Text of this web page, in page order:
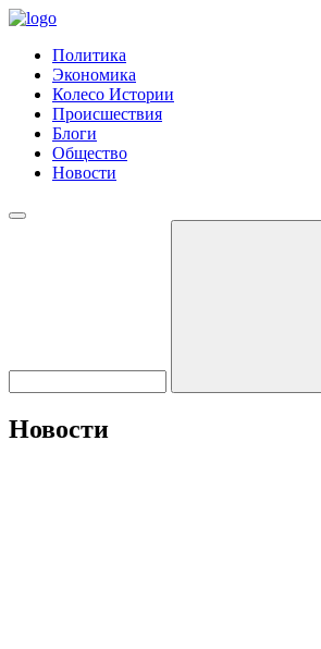
Политика
Экономика
Колесо Истории
Происшествия
Блоги
Общество
Новости
Новости